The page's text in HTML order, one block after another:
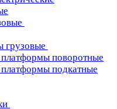
грузовые
поворотные
подкатные